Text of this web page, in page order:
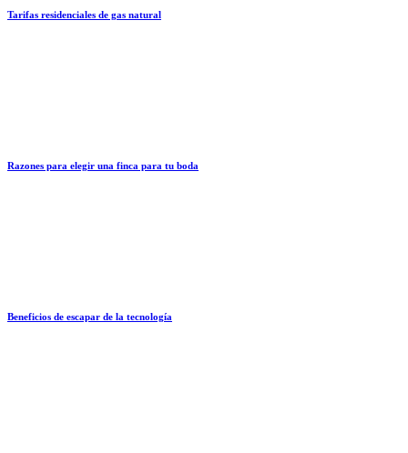
Tarifas residenciales de gas natural
Razones para elegir una finca para tu boda
Beneficios de escapar de la tecnología